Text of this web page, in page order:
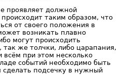
проявляет должной
таким образом, что
от своего положения в
возникать плавно
могут происходить
так же толчки, либо царапания,
при этом несколько
событий необходимо быть
подсечку в нужный